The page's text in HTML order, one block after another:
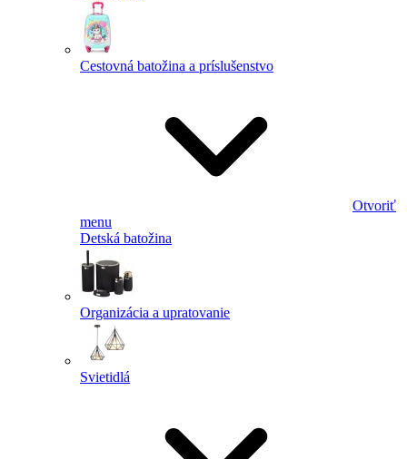
Cestovná batožina a príslušenstvo
Otvoriť
menu
Detská batožina
Organizácia a upratovanie
Svietidlá